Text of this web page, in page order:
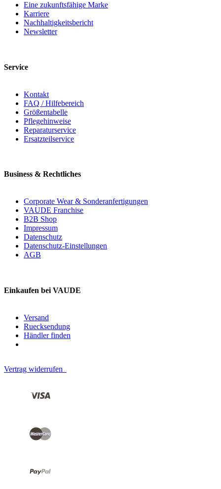
Eine zukunftsfähige Marke
Karriere
Nachhaltigkeitsbericht
Newsletter
Service
Kontakt
FAQ / Hilfebereich
Größentabelle
Pflegehinweise
Reparaturservice
Ersatzteilservice
Business & Rechtliches
Corporate Wear & Sonderanfertigungen
VAUDE Franchise
B2B Shop
Impressum
Datenschutz
Datenschutz-Einstellungen
AGB
Einkaufen bei VAUDE
Versand
Ruecksendung
Händler finden
Vertrag widerrufen